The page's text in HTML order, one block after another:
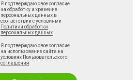
Я подтверждаю свое согласие
на обработку и хранение
персональных данных в
соответствии с условиями
Политики обработки
персональных данных
Я подтверждаю свое согласие
на использование сайта на
условиях Пользовательского
соглашения